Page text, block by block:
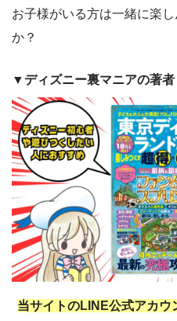
お子様がいる方は一緒に楽
か？
▼ディズニー裏マニアの著
当サイトのLINE公式アカウ